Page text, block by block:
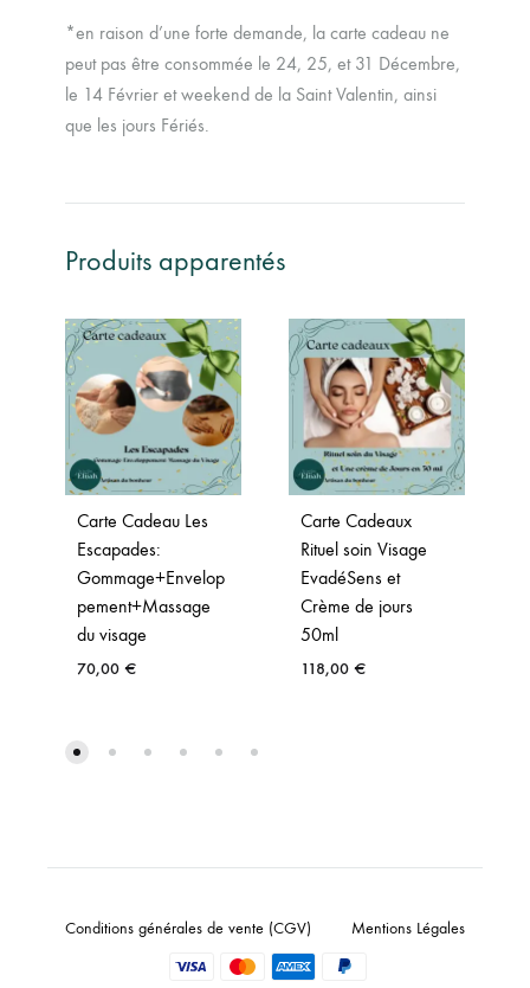
*en raison d’une forte demande, la carte cadeau ne
peut pas être consommée le 24, 25, et 31 Décembre,
le 14 Février et weekend de la Saint Valentin, ainsi
que les jours Fériés.
Produits apparentés
Carte Cadeau Les
Escapades:
Gommage+Envelop
pement+Massage
du visage
70,00 €
Carte Cadeaux
Rituel soin Visage
EvadéSens et
Crème de jours
50ml
118,00 €
Conditions générales de vente (CGV) Mentions Légales